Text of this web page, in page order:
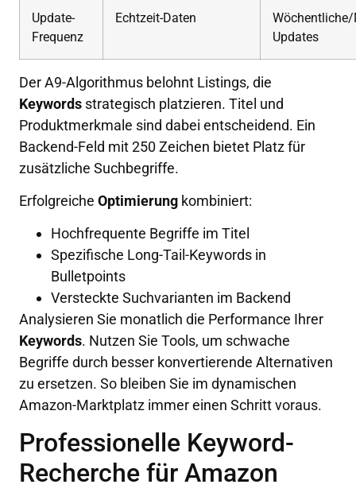
Update-
Frequenz
Echtzeit-Daten
Updates
Der A9-Algorithmus belohnt Listings, die
Keywords strategisch platzieren. Titel und
Produktmerkmale sind dabei entscheidend. Ein
Backend-Feld mit 250 Zeichen bietet Platz für
zusätzliche Suchbegriffe.
Erfolgreiche Optimierung kombiniert:
Hochfrequente Begriffe im Titel
Spezifische Long-Tail-Keywords in
Bulletpoints
Versteckte Suchvarianten im Backend
Analysieren Sie monatlich die Performance Ihrer
Keywords. Nutzen Sie Tools, um schwache
Begriffe durch besser konvertierende Alternativen
zu ersetzen. So bleiben Sie im dynamischen
Amazon-Marktplatz immer einen Schritt voraus.
Professionelle Keyword-
Recherche für Amazon